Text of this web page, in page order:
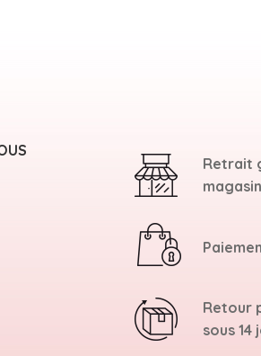
Retrait
magasin
Retour
sous 14